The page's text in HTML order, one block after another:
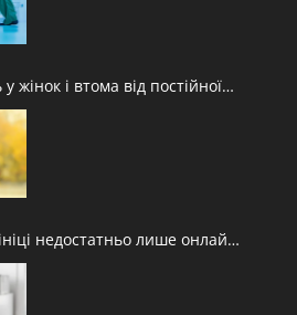
жінок і втома від постійної
недостатньо лише онлайн-